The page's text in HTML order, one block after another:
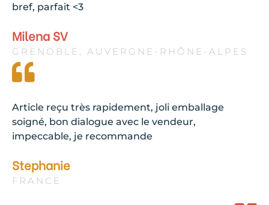
bref, parfait <3
Milena SV
GRENOBLE, AUVERGNE-RHÔNE-ALPES
Article reçu très rapidement, joli emballage
soigné, bon dialogue avec le vendeur,
impeccable, je recommande
Stephanie
FRANCE